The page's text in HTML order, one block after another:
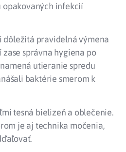
opakovaných infekcií
dôležitá pravidelná výmena
správna hygiena po
utieranie spredu
baktérie smerom k
tesná bielizeň a oblečenie.
je aj technika močenia,